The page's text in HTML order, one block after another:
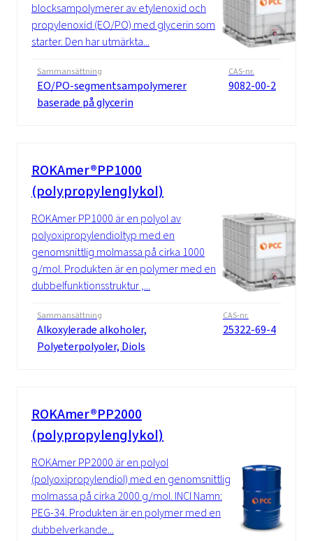
blocksampolymerer av etylenoxid och
propylenoxid (EO/PO) med glycerin som
starter. Den har utmärkta...
Sammansättning
EO/PO-segmentsampolymerer
baserade på glycerin
CAS-nr.
9082-00-2
ROKAmer®PP1000
(polypropylenglykol)
ROKAmer PP1000 är en polyol av
polyoxipropylendioltyp med en
genomsnittlig molmassa på cirka 1000
g/mol. Produkten är en polymer med en
dubbelfunktionsstruktur ,...
Sammansättning
Alkoxylerade alkoholer,
Polyeterpolyoler, Diols
CAS-nr.
25322-69-4
ROKAmer®PP2000
(polypropylenglykol)
ROKAmer PP2000 är en polyol
(polyoxipropylendiol) med en genomsnittlig
molmassa på cirka 2000 g/mol. INCI Namn:
PEG-34. Produkten är en polymer med en
dubbelverkande...